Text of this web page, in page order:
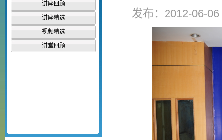
讲座回顾
讲座精选
视频精选
讲堂回顾
发布：2012-06-